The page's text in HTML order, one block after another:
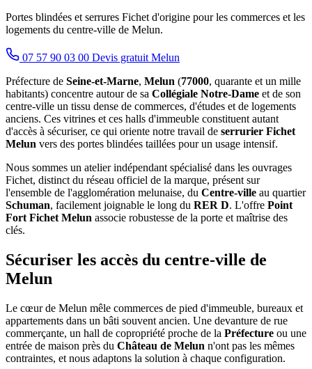
Portes blindées et serrures Fichet d'origine pour les commerces et les
logements du centre-ville de Melun.
07 57 90 03 00 Devis gratuit Melun
Préfecture de Seine-et-Marne, Melun (77000, quarante et un mille
habitants) concentre autour de sa Collégiale Notre-Dame et de son
centre-ville un tissu dense de commerces, d'études et de logements
anciens. Ces vitrines et ces halls d'immeuble constituent autant
d'accès à sécuriser, ce qui oriente notre travail de serrurier Fichet
Melun vers des portes blindées taillées pour un usage intensif.
Nous sommes un atelier indépendant spécialisé dans les ouvrages
Fichet, distinct du réseau officiel de la marque, présent sur
l'ensemble de l'agglomération melunaise, du Centre-ville au quartier
Schuman, facilement joignable le long du RER D. L'offre Point
Fort Fichet Melun associe robustesse de la porte et maîtrise des
clés.
Sécuriser les accès du centre-ville de
Melun
Le cœur de Melun mêle commerces de pied d'immeuble, bureaux et
appartements dans un bâti souvent ancien. Une devanture de rue
commerçante, un hall de copropriété proche de la Préfecture ou une
entrée de maison près du Château de Melun n'ont pas les mêmes
contraintes, et nous adaptons la solution à chaque configuration.